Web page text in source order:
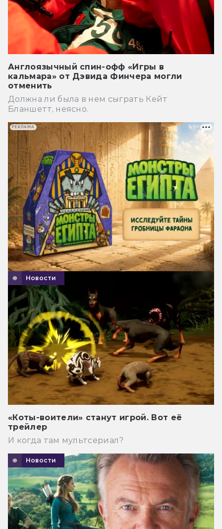
Англоязычный спин-офф «Игры в
кальмара» от Дэвида Финчера могли
отменить
Должна ли была в нем сыграть Кейт
Бланшетт, неясно.
Новости
«Коты-воители» станут игрой. Вот её
трейлер
И когда там мультсериал?
Новости
РЕКЛАМА